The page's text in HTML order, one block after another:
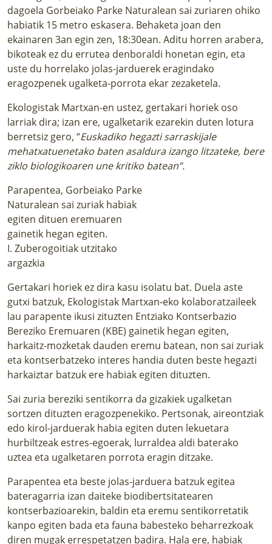
dagoela Gorbeiako Parke Naturalean sai zuriaren ohiko
habiatik 15 metro eskasera. Behaketa joan den
ekainaren 3an egin zen, 18:30ean. Aditu horren arabera,
bikoteak ez du errutea denboraldi honetan egin, eta
uste du horrelako jolas-jarduerek eragindako
eragozpenek ugalketa-porrota ekar zezaketela.
Ekologistak Martxan-en ustez, gertakari horiek oso
larriak dira; izan ere, ugalketarik ezarekin duten lotura
berretsiz gero, “Euskadiko hegazti sarraskijale
mehatxatuenetako baten asaldura izango litzateke, bere
ziklo biologikoaren une kritiko batean”.
Parapentea, Gorbeiako Parke
Naturalean sai zuriak habiak
egiten dituen eremuaren
gainetik hegan egiten.
I. Zuberogoitiak utzitako
argazkia
Gertakari horiek ez dira kasu isolatu bat. Duela aste
gutxi batzuk, Ekologistak Martxan-eko kolaboratzaileek
lau parapente ikusi zituzten Entziako Kontserbazio
Bereziko Eremuaren (KBE) gainetik hegan egiten,
harkaitz-mozketak dauden eremu batean, non sai zuriak
eta kontserbatzeko interes handia duten beste hegazti
harkaiztar batzuk ere habiak egiten dituzten.
Sai zuria bereziki sentikorra da gizakiek ugalketan
sortzen dituzten eragozpenekiko. Pertsonak, aireontziak
edo kirol-jarduerak habia egiten duten lekuetara
hurbiltzeak estres-egoerak, lurraldea aldi baterako
uztea eta ugalketaren porrota eragin ditzake.
Parapentea eta beste jolas-jarduera batzuk egitea
bateragarria izan daiteke biodibertsitatearen
kontserbazioarekin, baldin eta eremu sentikorretatik
kanpo egiten bada eta fauna babesteko beharrezkoak
diren mugak errespetatzen badira. Hala ere, habiak